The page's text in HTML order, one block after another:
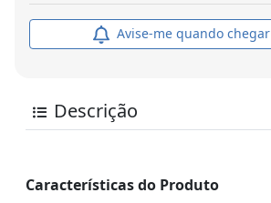
Avise-me quando
Descrição
Características do Produto